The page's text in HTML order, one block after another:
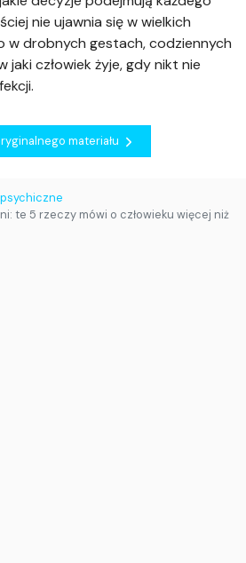
nie ujawnia się w wielkich
w drobnych gestach, codziennych
człowiek żyje, gdy nikt nie
materiału
te 5 rzeczy mówi o człowieku więcej niż